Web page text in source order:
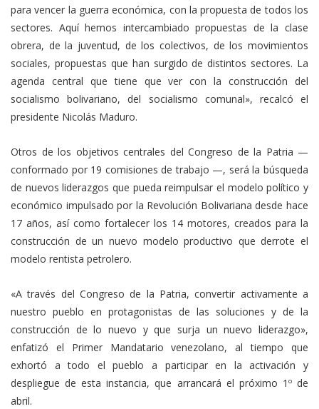
para vencer la guerra económica, con la propuesta de todos los
sectores. Aquí hemos intercambiado propuestas de la clase
obrera, de la juventud, de los colectivos, de los movimientos
sociales, propuestas que han surgido de distintos sectores. La
agenda central que tiene que ver con la construcción del
socialismo bolivariano, del socialismo comunal», recalcó el
presidente Nicolás Maduro.
Otros de los objetivos centrales del Congreso de la Patria —
conformado por 19 comisiones de trabajo —, será la búsqueda
de nuevos liderazgos que pueda reimpulsar el modelo político y
económico impulsado por la Revolución Bolivariana desde hace
17 años, así como fortalecer los 14 motores, creados para la
construcción de un nuevo modelo productivo que derrote el
modelo rentista petrolero.
«A través del Congreso de la Patria, convertir activamente a
nuestro pueblo en protagonistas de las soluciones y de la
construcción de lo nuevo y que surja un nuevo liderazgo»,
enfatizó el Primer Mandatario venezolano, al tiempo que
exhortó a todo el pueblo a participar en la activación y
despliegue de esta instancia, que arrancará el próximo 1º de
abril.